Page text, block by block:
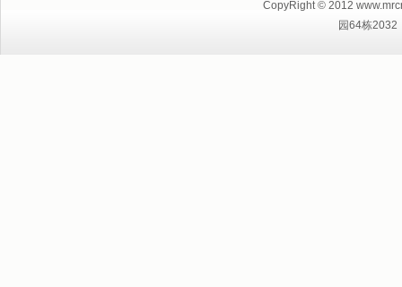
CopyRight © 2012
园64栋